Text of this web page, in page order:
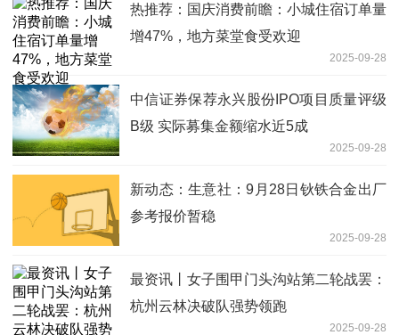
热推荐：国庆消费前瞻：小城住宿订单量
增47%，地方菜堂食受欢迎
2025-09-28
中信证券保荐永兴股份IPO项目质量评级
B级 实际募集金额缩水近5成
2025-09-28
新动态：生意社：9月28日钬铁合金出厂
参考报价暂稳
2025-09-28
最资讯丨女子围甲门头沟站第二轮战罢：
杭州云林决破队强势领跑
2025-09-28